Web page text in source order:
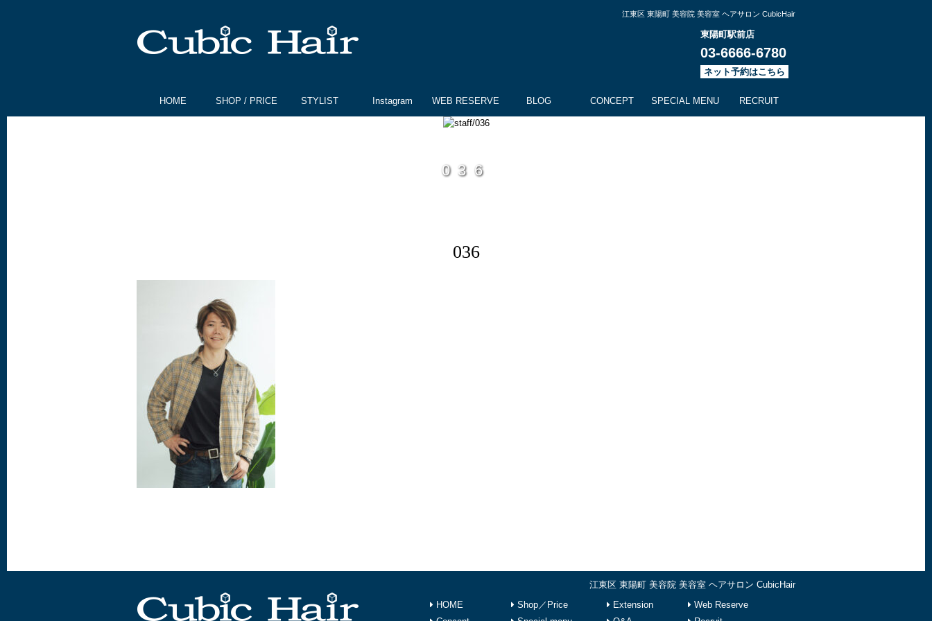
江東区 東陽町 美容院 美容室 ヘアサロン CubicHair
東陽町駅前店
03-6666-6780
ネット予約はこちら
HOME SHOP / PRICE STYLIST Instagram WEB RESERVE BLOG CONCEPT SPECIAL MENU RECRUIT
036
036
江東区 東陽町 美容院 美容室 ヘアサロン CubicHair
HOME
Shop／Price
Extension
Web Reserve